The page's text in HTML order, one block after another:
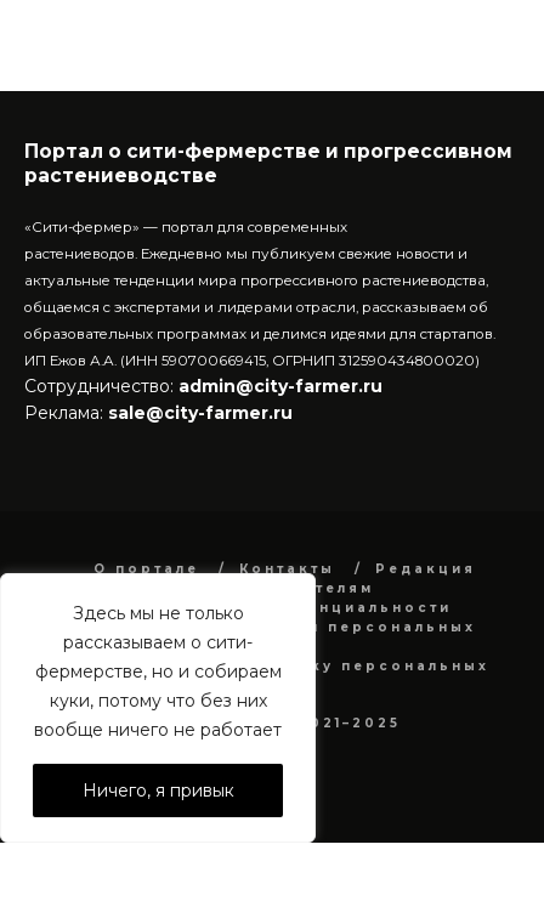
Здесь мы не только
рассказываем о сити-
фермерстве, но и собираем
куки, потому что без них
вообще ничего не работает
Ничего, я привык
Портал о сити-фермерстве и прогрессивном
растениеводстве
«Сити-фермер» — портал для современных
растениеводов. Ежедневно мы публикуем свежие новости и
актуальные тенденции мира прогрессивного растениеводства,
общаемся с экспертами и лидерами отрасли, рассказываем об
образовательных программах и делимся идеями для стартапов.
ИП Ежов А.А. (ИНН 590700669415, ОГРНИП 312590434800020)
Сотрудничество: admin@city-farmer.ru
Реклама: sale@city-farmer.ru
О портале Контакты
Редакция
Рекламодателям
Политика конфиденциальности
в отношении обработки персональных
данных
Согласие на обработку персональных
данных
city-farmer.ru 2021–2025